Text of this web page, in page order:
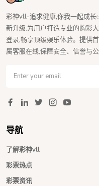
彩神vll-追求健康,你我一起成
新升级,为用户打造专业的购彩
登录,畅享顶级娱乐体验。提供
属客服在线,保障安全、信誉与
导航
了解彩神vll
彩票热点
彩票资讯